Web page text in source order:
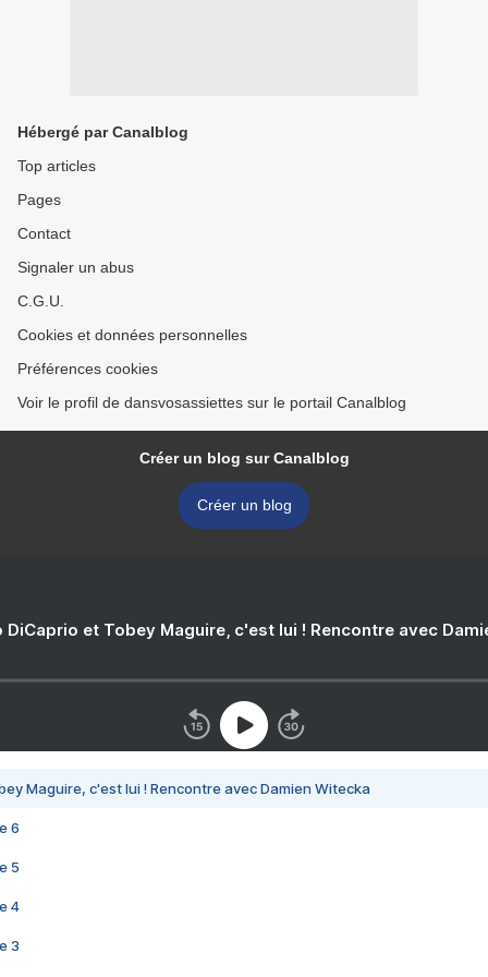
Hébergé par Canalblog
Top articles
Pages
Contact
Signaler un abus
C.G.U.
Cookies et données personnelles
Préférences cookies
Voir le profil de dansvosassiettes sur le portail Canalblog
Créer un blog sur Canalblog
Créer un blog
DiCaprio et Tobey Maguire, c'est lui ! Rencontre avec
Maguire, c'est lui ! Rencontre avec Damien Witecka
6
5
4
3